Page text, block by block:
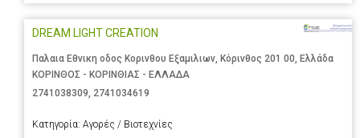
DREAM LIGHT CREATION
Παλαια Εθνικη οδος Κορινθου Εξαμιλιων, Κόρινθος 201 00, Ελλάδα
ΚΟΡΙΝΘΟΣ - ΚΟΡΙΝΘΙΑΣ - ΕΛΛΑΔΑ
2741038309, 2741034619
Κατηγορία: Αγορές / Βιοτεχνίες